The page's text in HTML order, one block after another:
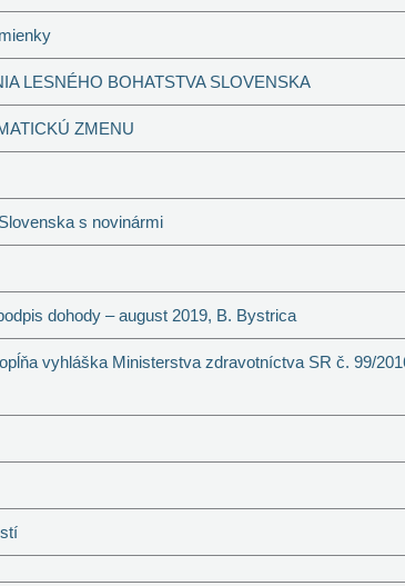
LESNÉHO BOHATSTVA SLOVENSKA
ZMENU
s novinármi
dohody – august 2019, B. Bystrica
vyhláška Ministerstva zdravotníctva SR č. 99/